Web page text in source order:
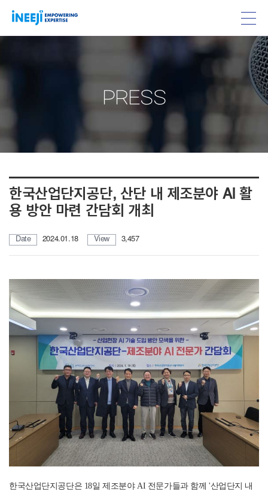
PRESS
한국산업단지공단, 산단 내 제조분야 AI 활
용 방안 마련 간담회 개최
Date 2024.01.18 View 3,457
한국산업단지공단은 18일 제조분야 AI 전문가들과 함께 '산업단지 내